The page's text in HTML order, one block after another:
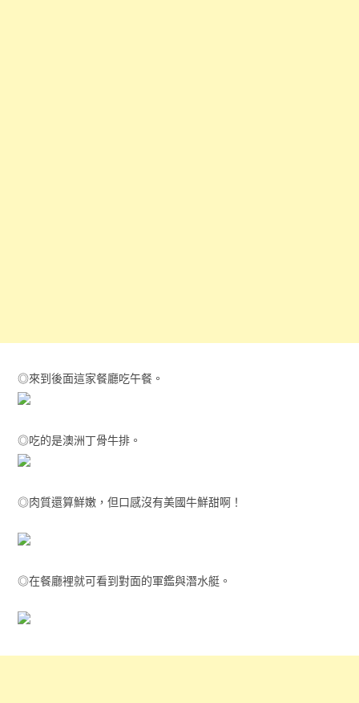
◎來到後面這家餐廳吃午餐。
◎吃的是澳洲丁骨牛排。
◎肉質還算鮮嫩，但口感沒有美國牛鮮甜啊！
◎在餐廳裡就可看到對面的軍鑑與潛水艇。